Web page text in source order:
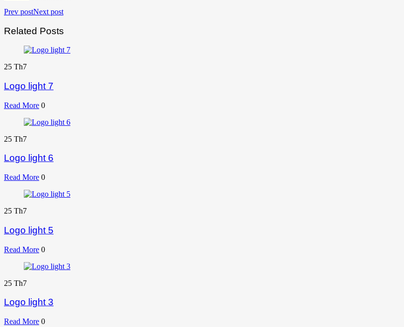
Prev postNext post
Related Posts
25 Th7
Logo light 7
Read More 0
25 Th7
Logo light 6
Read More 0
25 Th7
Logo light 5
Read More 0
25 Th7
Logo light 3
Read More 0